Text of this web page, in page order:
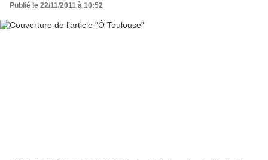
Publié le 22/11/2011 à 10:52